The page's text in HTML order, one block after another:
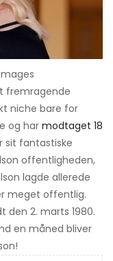
fremragende
niche bare for
og har modtaget 18
sit fantastiske
offentligheden,
lagde allerede
meget offentlig.
den 2. marts 1980.
en måned bliver